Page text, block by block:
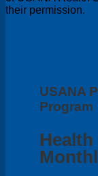
their permission.
USANA
Program
Health